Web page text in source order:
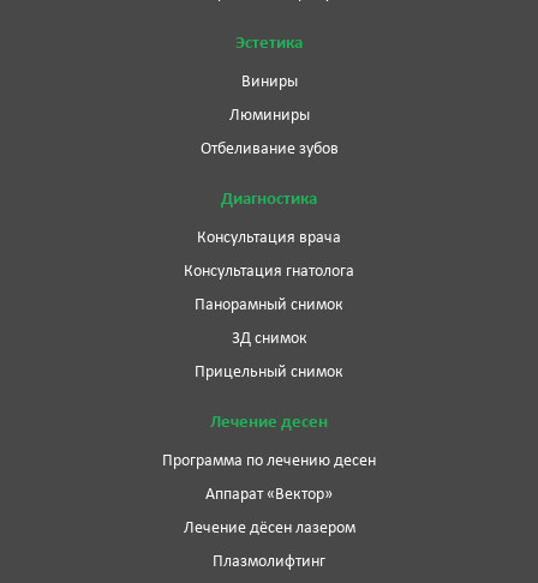
Эстетика
Виниры
Люминиры
Отбеливание зубов
Диагностика
Консультация врача
Консультация гнатолога
Панорамный снимок
3Д снимок
Прицельный снимок
Лечение десен
Программа по лечению десен
Аппарат «Вектор»
Лечение дёсен лазером
Плазмолифтинг